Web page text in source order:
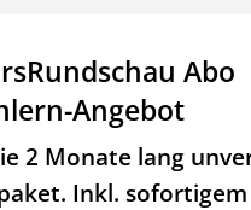
Abo
Angebot
2 Monate lang
Inkl.